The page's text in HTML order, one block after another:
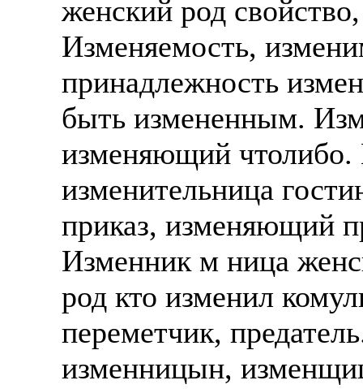
Также смотрите
отправке в другие
А также
рабочий,
стикеровщик.
# работа за границей
# работа за рубежом
# трудоустройство за
# трудоустройство за
В таких банках, как
Промсвязьбанк,
А также в компаниях:
СДЭК, ПЭК и т.д.
В направлениях: без
консультирование,
женский род
Изменяемость,
принадлежность
быть измененным.
изменяющий чтолибо.
изменительница
приказ, изменяющий
Изменник м ница
род кто изменил
переметчик,
изменницын,